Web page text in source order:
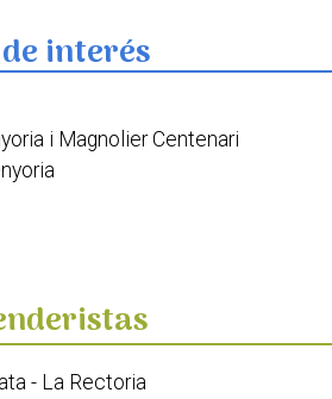
interés
i Magnolier Centenari
- La Rectoria